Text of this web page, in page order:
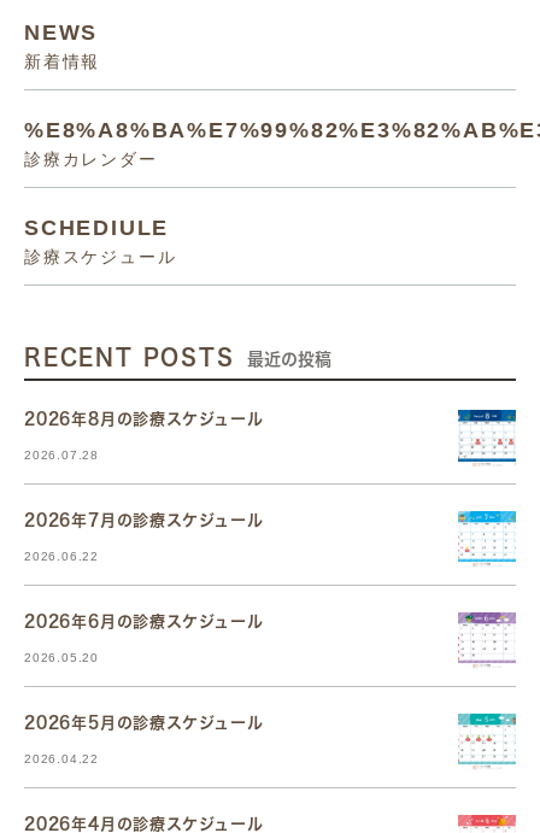
NEWS
新着情報
診療カレンダー
SCHEDIULE
診療スケジュール
RECENT POSTS 最近の投稿
2026年8月の診療スケジュール
2026.07.28
2026年7月の診療スケジュール
2026.06.22
2026年6月の診療スケジュール
2026.05.20
2026年5月の診療スケジュール
2026.04.22
2026年4月の診療スケジュール